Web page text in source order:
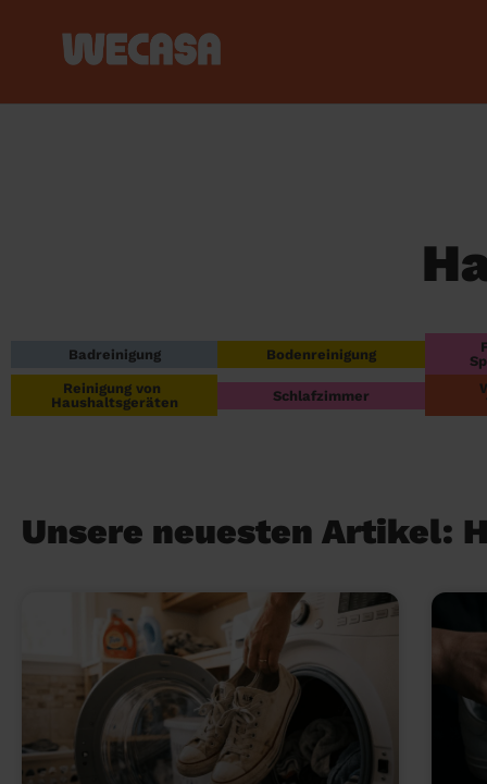
Badreinigung Bodenreinigung
Reinigung von
Haushaltsgeräten
Schlafzimmer
Unsere neuesten Artikel: